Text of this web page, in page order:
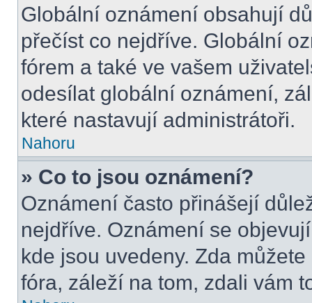
Globální oznámení obsahují
přečíst co nejdříve. Globální
fórem a také ve vašem
odesílat globální oznámení,
které nastavují administrátoři.
Nahoru
» Co to jsou oznámení?
Oznámení často přinášejí
nejdříve. Oznámení se
kde jsou uvedeny. Zda
fóra, záleží na tom, zdali vám